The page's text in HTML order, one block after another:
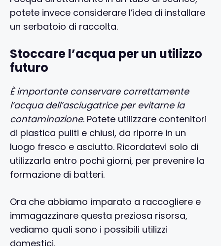
potete invece considerare l’idea di installare
un serbatoio di raccolta.
Stoccare l’acqua per un utilizzo
futuro
È importante conservare correttamente
l’acqua dell’asciugatrice per evitarne la
contaminazione. Potete utilizzare contenitori
di plastica puliti e chiusi, da riporre in un
luogo fresco e asciutto. Ricordatevi solo di
utilizzarla entro pochi giorni, per prevenire la
formazione di batteri.
Ora che abbiamo imparato a raccogliere e
immagazzinare questa preziosa risorsa,
vediamo quali sono i possibili utilizzi
domestici.